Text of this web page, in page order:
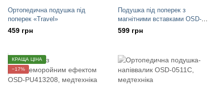
Ортопедична подушка під
поперек «Travel»
459 грн
Подушка під поперек з
магнітними вставками OSD-
LP40341205-03
599 грн
КРАЩА ЦІНА
−17%